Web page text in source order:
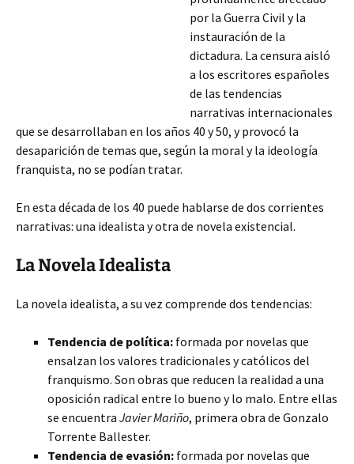
por la Guerra Civil y la
instauración de la
dictadura. La censura aisló
a los escritores españoles
de las tendencias
narrativas internacionales
que se desarrollaban en los años 40 y 50, y provocó la
desaparición de temas que, según la moral y la ideología
franquista, no se podían tratar.
En esta década de los 40 puede hablarse de dos corrientes
narrativas: una idealista y otra de novela existencial.
LaNovela Idealista
La novela idealista, a su vez comprende dos tendencias:
Tendencia de política: formada por novelas que
ensalzan los valores tradicionales y católicos del
franquismo. Son obras que reducen la realidad a una
oposición radical entre lo bueno y lo malo. Entre ellas
se encuentra Javier Mariño, primera obra de Gonzalo
Torrente Ballester.
Tendencia de evasión: formada por novelas que